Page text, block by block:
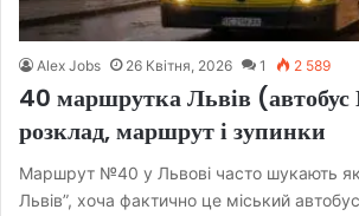
Alex Jobs 26 Квітня, 2026 1 2 589
40 маршрутка Львів
розклад, маршрут і зупинки
Маршрут №40 у Львові часто шукають
Львів”, хоча фактично це міський